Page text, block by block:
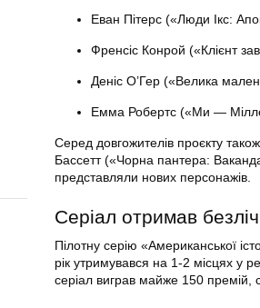
Еван Пітерс («Люди Ікс:
Френсіс Конрой («Клієнт
Деніс О’Гер («Велика
Емма Робертс («Ми —
Серед довгожителів проєкту
Бассетт («Чорна пантера:
представляли нових персонажів.
Серіал отримав
Пілотну серію «Американської
рік утримувався на 1-2 місцях у
серіал виграв майже 150 премій,